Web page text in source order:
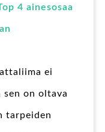
4 ainesosaa
ei
on oltava
tarpeiden